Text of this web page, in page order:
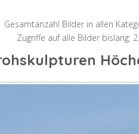
Gesamtanzahl Bilder in allen
Zugriffe auf alle Bilder bislang: